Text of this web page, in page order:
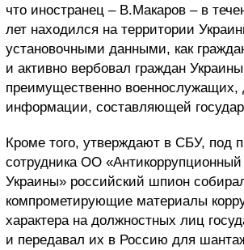
что иностранец – В.Макаров – в
лет находился на территории
установочными данными, как
и активно вербовал граждан
преимущественно военнослужащих,
информации, составляющей
Кроме того, утверждают в СБУ, под
сотрудника ОО «Антикоррупционный
Украины» российский шпион
компрометирующие материалы
характера на должностных лиц
и передавал их в Россию для